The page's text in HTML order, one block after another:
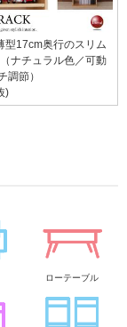
型17cm奥行のスリム
ナチュラル色／可動
調節）
)
ローテーブル